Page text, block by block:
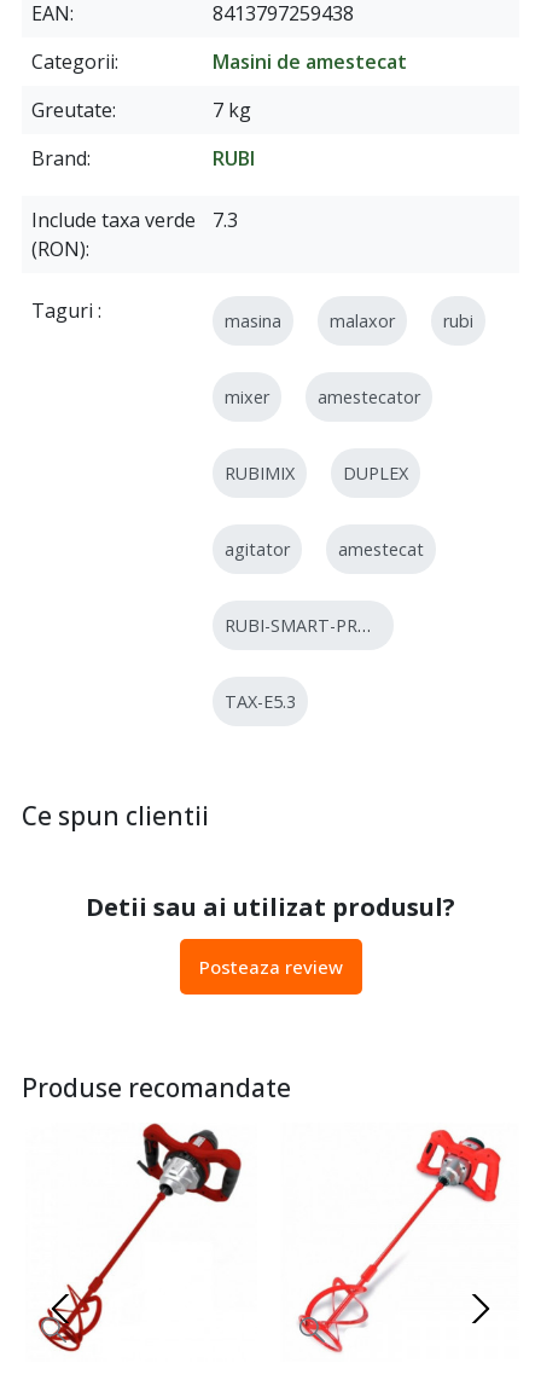
EAN
8413797259438
Categorii
Masini de amestecat
Greutate
7 kg
Brand
RUBI
Include taxa verde
(RON)
7.3
Taguri masina malaxor rubi
mixer amestecator
RUBIMIX DUPLEX
agitator amestecat
RUBI-SMART-PROMO
TAX-E5.3
Ce spun clientii
Detii sau ai utilizat produsul?
Posteaza review
Produse recomandate